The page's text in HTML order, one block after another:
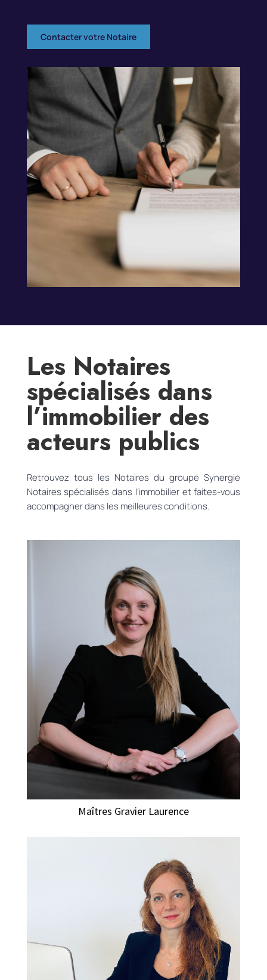
Contacter votre Notaire
Les Notaires
spécialisés dans
l’immobilier des
acteurs publics
Retrouvez tous les Notaires du groupe Synergie
Notaires spécialisés dans l’immobilier et faites-vous
accompagner dans les meilleures conditions.
Maîtres Gravier Laurence